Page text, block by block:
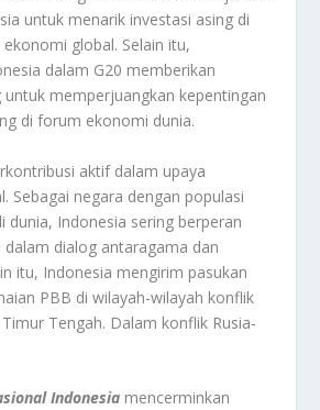
untuk menarik investasi asing di
global. Selain itu,
dalam G20 memberikan
untuk memperjuangkan kepentingan
di forum ekonomi dunia.
aktif dalam upaya
Sebagai negara dengan populasi
dunia, Indonesia sering berperan
dialog antaragama dan
itu, Indonesia mengirim pasukan
PBB di wilayah-wilayah konflik
Tengah. Dalam konflik Rusia-
Indonesia mencerminkan